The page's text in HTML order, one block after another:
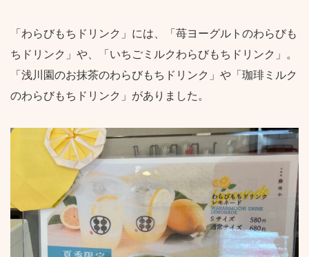
「わらびもちドリンク」には、「苺ヨーグルトのわらびも
ちドリンク」や、「いちごミルクわらびもちドリンク」。
「浅川園のお抹茶のわらびもちドリンク」や「珈琲ミルク
のわらびもちドリンク」がありました。